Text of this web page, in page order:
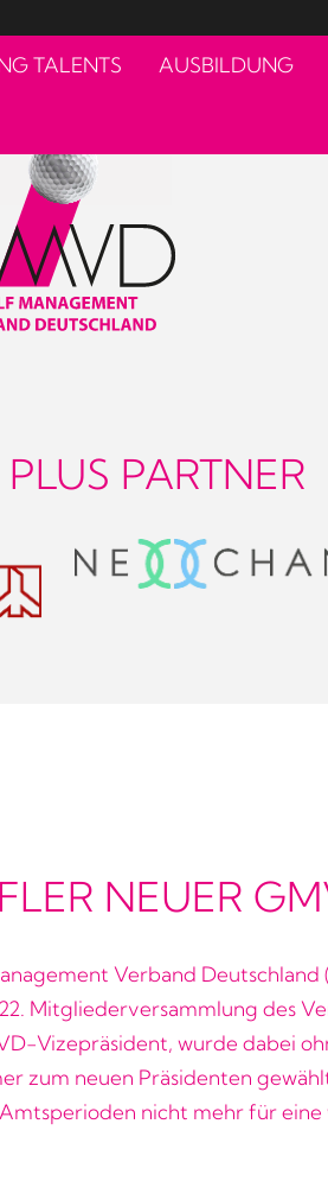
TALENTS AUSBILDUNG
PARTNER
NEUER
Verband Deutschland
Mitgliederversammlung des
Vizepräsident, wurde dabei
zum neuen Präsidenten
nicht mehr für